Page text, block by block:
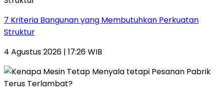
7 Kriteria Bangunan yang Membutuhkan Perkuatan
Struktur
4 Agustus 2026 | 17:26 WIB